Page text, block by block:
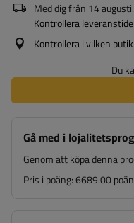
Med dig från 14 augusti
Kontrollera
Kontrollera i vilken
Du
Gå med i
Genom att köpa denna
Pris i poäng:6689.00